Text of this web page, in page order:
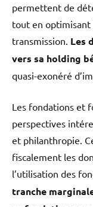
permettent de
tout en optimisant
transmission. Les
vers sa holding
quasi-exonéré
Les fondations et
perspectives
et philanthropie.
fiscalement les
l’utilisation des
tranche